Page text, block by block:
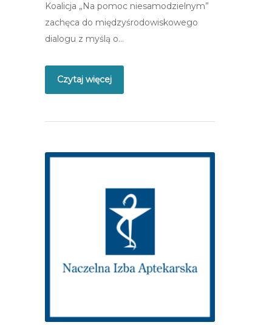
Koalicja „Na pomoc niesamodzielnym”
zachęca do międzyśrodowiskowego
dialogu z myślą o…
Czytaj więcej